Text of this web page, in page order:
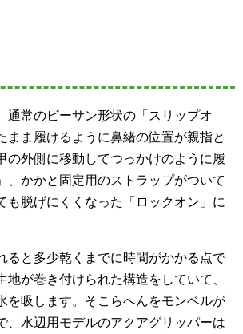
通常のビーサン形状の「スリップオ
まま履けるように鼻緒の位置が親指と
の外側に移動してつっかけのように履
、かかと固定用のストラップがついて
も脱げにくくなった「ロックオン」に
ると多少乾くまでに時間がかかる点で
地が巻き付けられた構造をしていて、
を吸します。そこらへんをモンベルが
、水辺用モデルのアクアグリッパーは